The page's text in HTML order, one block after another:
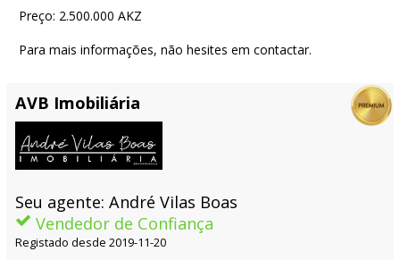
Preço: 2.500.000 AKZ
Para mais informações, não hesites em contactar.
AVB Imobiliária
Seu agente: André Vilas Boas
Vendedor de Confiança
Registado desde 2019-11-20